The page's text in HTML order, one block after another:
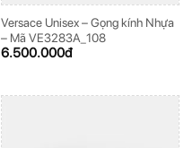
Versace Unisex – Gọng kính Nhựa
– Mã VE3283A_108
6.500.000đ